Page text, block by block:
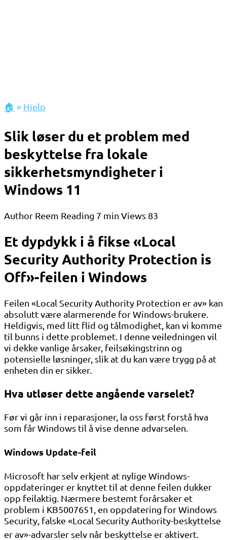
🏠 » Hjelp
Slik løser du et problem med
beskyttelse fra lokale
sikkerhetsmyndigheter i
Windows 11
Author Reem Reading 7 min Views 83
Et dypdykk i å fikse «Local
Security Authority Protection is
Off»-feilen i Windows
Feilen «Local Security Authority Protection er av» kan
absolutt være alarmerende for Windows-brukere.
Heldigvis, med litt flid og tålmodighet, kan vi komme
til bunns i dette problemet. I denne veiledningen vil
vi dekke vanlige årsaker, feilsøkingstrinn og
potensielle løsninger, slik at du kan være trygg på at
enheten din er sikker.
Hva utløser dette angående varselet?
Før vi går inn i reparasjoner, la oss først forstå hva
som får Windows til å vise denne advarselen.
Windows Update-feil
Microsoft har selv erkjent at nylige Windows-
oppdateringer er knyttet til at denne feilen dukker
opp feilaktig. Nærmere bestemt forårsaker et
problem i KB5007651, en oppdatering for Windows
Security, falske «Local Security Authority-beskyttelse
er av»-advarsler selv når beskyttelse er aktivert